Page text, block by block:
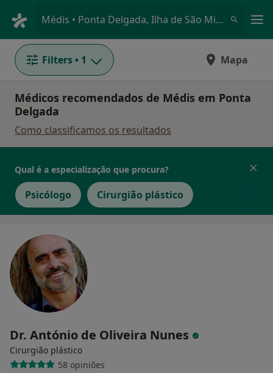
Médis • Ponta Delgada, Ilha de São Miguel
Filters • 1 Mapa
Médicos recomendados de Médis em Ponta
Delgada
Como classificamos os resultados
Qual é a especialização que procura?
Psicólogo Cirurgião plástico
Dr. António de Oliveira Nunes
Cirurgião plástico
58 opiniões